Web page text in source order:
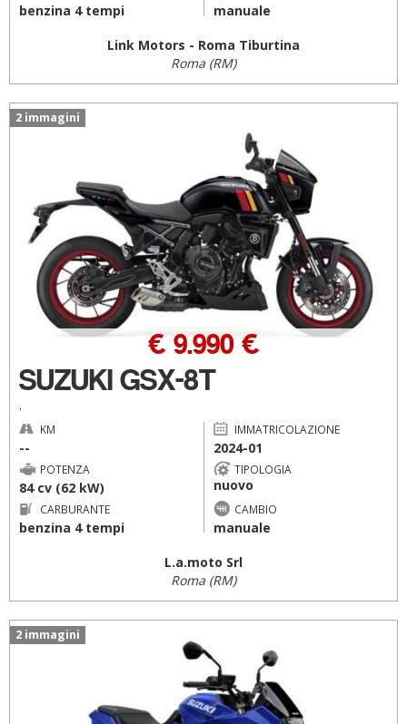
benzina 4 tempi manuale
Link Motors - Roma Tiburtina
Roma (RM)
2 immagini
SUZUKI GSX-8T
.
€ 9.990 €
KM
--
IMMATRICOLAZIONE
2024-01
POTENZA
84 cv (62 kW)
TIPOLOGIA
nuovo
CARBURANTE
benzina 4 tempi
CAMBIO
manuale
L.a.moto Srl
Roma (RM)
2 immagini